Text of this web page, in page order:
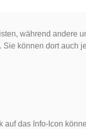
während andere
Sie können dort auch
das Info-Icon